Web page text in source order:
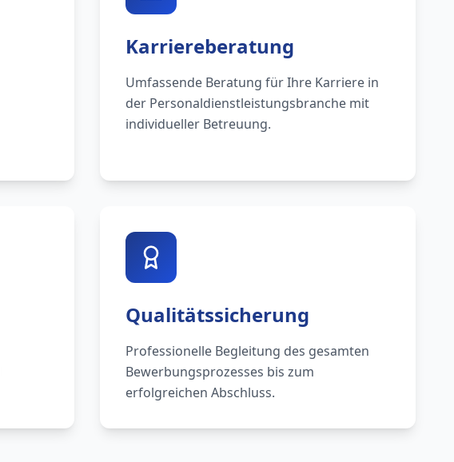
Karriereberatung
Umfassende Beratung für Ihre Karriere in
der Personaldienstleistungsbranche mit
individueller Betreuung.
Qualitätssicherung
Professionelle Begleitung des gesamten
Bewerbungsprozesses bis zum
erfolgreichen Abschluss.